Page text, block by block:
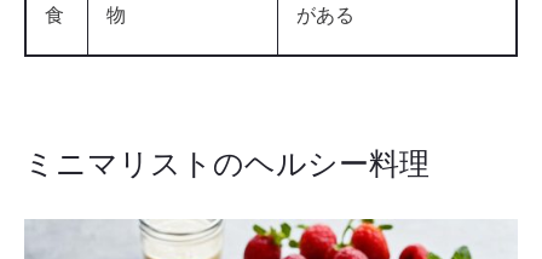
食
物
がある
ミニマリストのヘルシー料理